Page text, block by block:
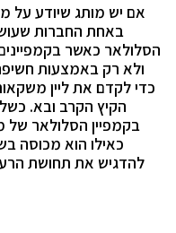
אם יש מותג שיודע
באחת החברות
הסלולאר כאשר
ולא רק באמצעות
כדי לקדם את ליין
הקיץ הקרב ובא.
בקמפיין הסלולאר של
כאילו הוא מכוסה
להדגיש את תחושת